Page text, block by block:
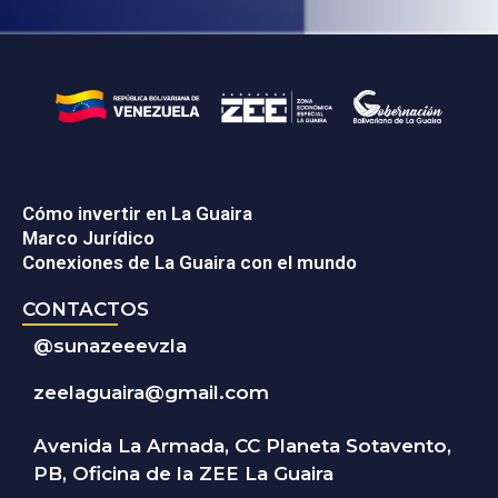
Cómo invertir en La Guaira
Marco Jurídico
Conexiones de La Guaira con el mundo
CONTACTOS
@sunazeeevzla
zeelaguaira@gmail.com
Avenida La Armada, CC Planeta Sotavento,
PB, Oficina de la ZEE La Guaira